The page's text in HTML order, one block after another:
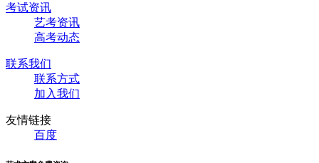
考试资讯
艺考资讯
高考动态
联系我们
联系方式
加入我们
友情链接
百度